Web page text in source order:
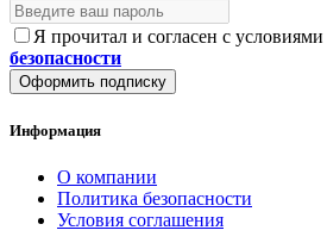
Я прочитал и согласен с условиями
безопасности
Оформить подписку
Информация
О компании
Политика безопасности
Условия соглашения